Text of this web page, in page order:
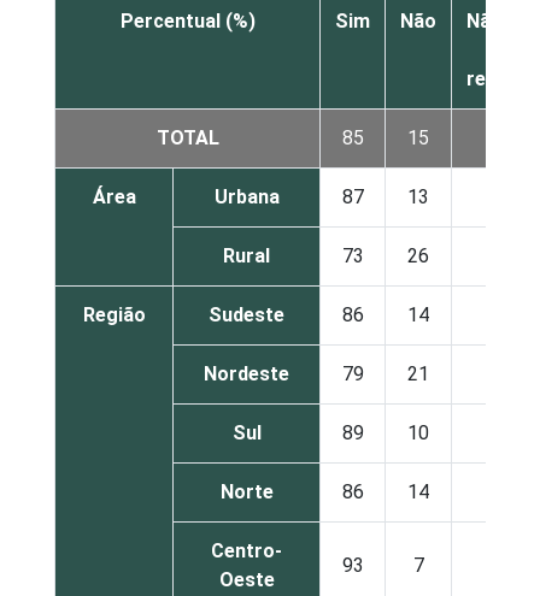
Percentual (%) Sim Não
Não
TOTAL 85 15
Área Urbana 87 13
Rural 73 26
Região Sudeste 86 14
Nordeste 79 21
Sul 89 10
Norte 86 14
Centro-
Oeste
93 7